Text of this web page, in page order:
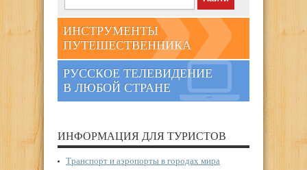
ИНСТРУМЕНТЫ
ПУТЕШЕСТВЕННИКА
РУССКОЕ ТЕЛЕВИДЕНИЕ
В ЛЮБОЙ СТРАНЕ
ИНФОРМАЦИЯ ДЛЯ ТУРИСТОВ
Транспорт и аэропорты в городах мира